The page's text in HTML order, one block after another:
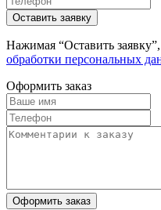
Нажимая “Оставить
обработки персональных
Оформить заказ